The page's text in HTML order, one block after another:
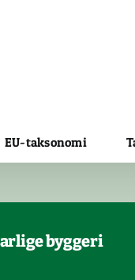
EU-taksonomi
byggeri